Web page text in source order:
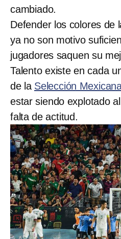
cambiado.
Defender los colores de
ya no son motivo
jugadores saquen su
Talento existe en cada
de la Selección
estar siendo explotado
falta de actitud.